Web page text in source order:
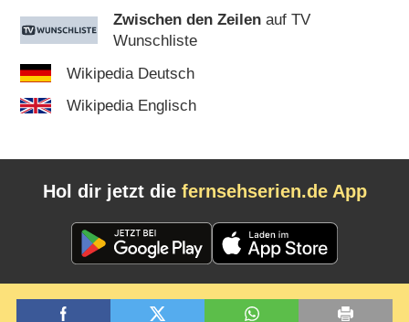
Zwischen den Zeilen auf TV
Wunschliste
Wikipedia Deutsch
Wikipedia Englisch
Hol dir jetzt die fernsehserien.de App